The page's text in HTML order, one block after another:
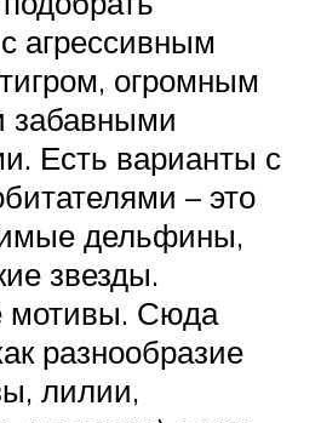
агрессивным
огромным
забавными
Есть варианты с
– это
дельфины,
звезды.
мотивы. Сюда
разнообразие
лилии,